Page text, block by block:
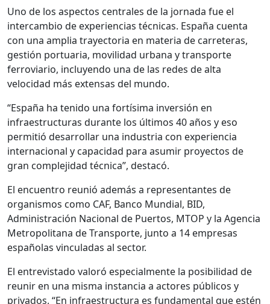
Uno de los aspectos centrales de la jornada fue el
intercambio de experiencias técnicas. España cuenta
con una amplia trayectoria en materia de carreteras,
gestión portuaria, movilidad urbana y transporte
ferroviario, incluyendo una de las redes de alta
velocidad más extensas del mundo.
“España ha tenido una fortísima inversión en
infraestructuras durante los últimos 40 años y eso
permitió desarrollar una industria con experiencia
internacional y capacidad para asumir proyectos de
gran complejidad técnica”, destacó.
El encuentro reunió además a representantes de
organismos como CAF, Banco Mundial, BID,
Administración Nacional de Puertos, MTOP y la Agencia
Metropolitana de Transporte, junto a 14 empresas
españolas vinculadas al sector.
El entrevistado valoró especialmente la posibilidad de
reunir en una misma instancia a actores públicos y
privados. “En infraestructura es fundamental que estén